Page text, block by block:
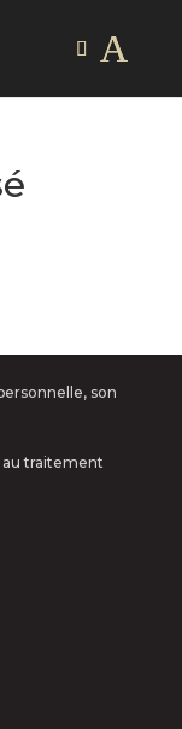
son
au traitement